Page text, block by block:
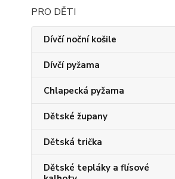
PRO DĚTI
Dívčí noční košile
Dívčí pyžama
Chlapecká pyžama
Dětské župany
Dětská trička
Dětské tepláky a flísové